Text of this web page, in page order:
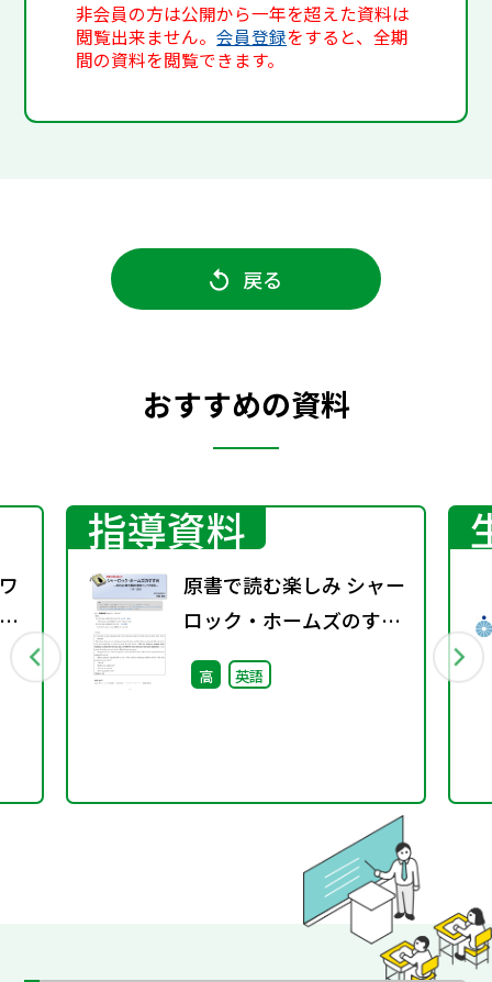
非会員の方は公開から一年を超えた資料は
閲覧出来ません。会員登録をすると、全期
間の資料を閲覧できます。
戻る
おすすめの資料
指導資料
原書で読む楽しみ シャー
ロック・ホームズのすす
め（11－135）―英文法
と構文理解の教材として
高 英語